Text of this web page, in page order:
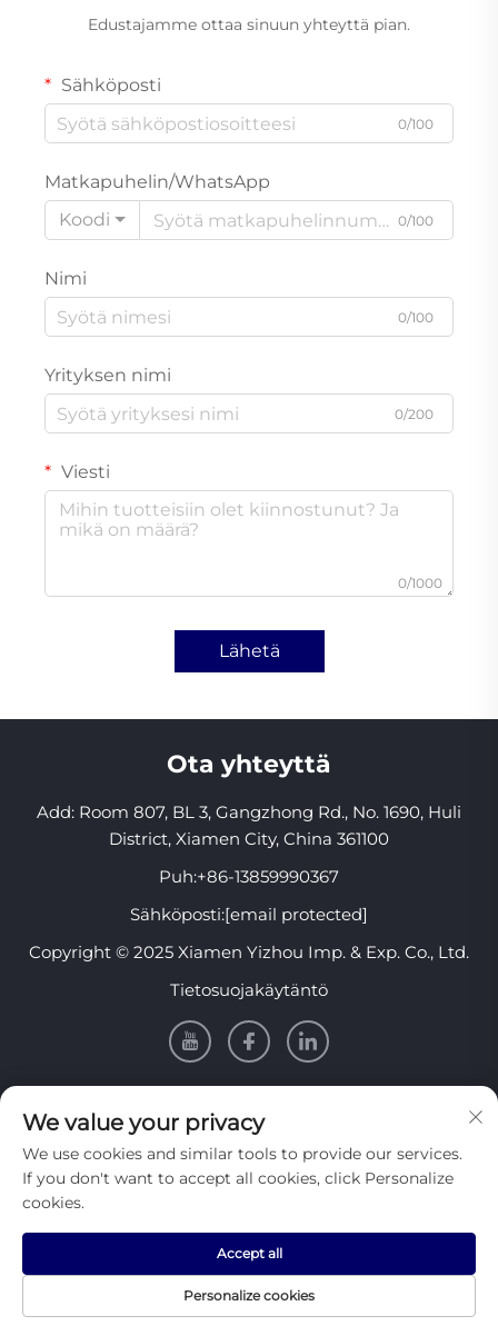
Edustajamme ottaa sinuun yhteyttä pian.
Sähköposti
0/100
Matkapuhelin/WhatsApp
Koodi
0/100
Nimi
0/100
Yrityksen nimi
0/200
Viesti
0/1000
Lähetä
Ota yhteyttä
Add: Room 807, BL 3, Gangzhong Rd., No. 1690, Huli
District, Xiamen City, China 361100
Puh:+86-13859990367
Sähköposti:[email protected]
Copyright © 2025 Xiamen Yizhou Imp. & Exp. Co., Ltd.
Tietosuojakäytäntö
Tietoa
Tilaa viikoittainen uutiskirjeemme
Lähetä
We value your privacy
We use cookies and similar tools to provide our services.
If you don't want to accept all cookies, click Personalize
cookies.
Personalize cookies
Accept all